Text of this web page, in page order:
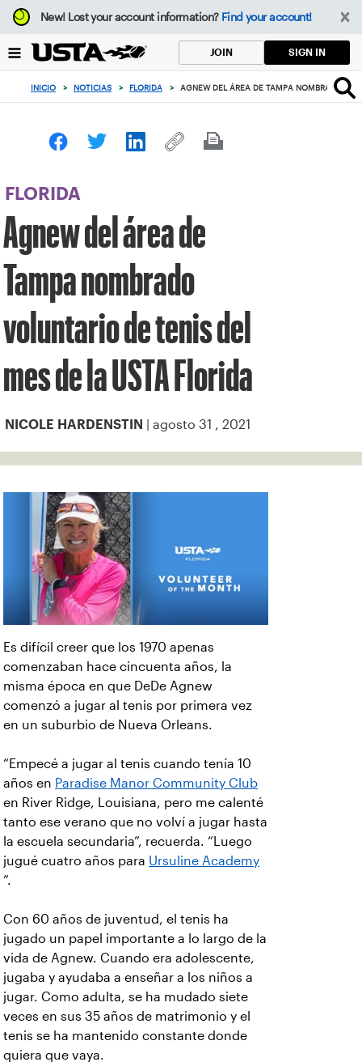
Enfoque
desde
botón
volver
principio
New!Lost your account information? Find your account!
JOIN SIGN IN
INICIO > NOTICIAS > FLORIDA > AGNEW DEL ÁREA DE TAMPA NOMBRADO
FLORIDA
Agnew del área de
Tampa nombrado
voluntario de tenis del
mes de la USTA Florida
NICOLE HARDENSTIN | agosto 31 , 2021
Es difícil creer que los 1970 apenas
comenzaban hace cincuenta años, la
misma época en que DeDe Agnew
comenzó a jugar al tenis por primera vez
en un suburbio de Nueva Orleans.
“Empecé a jugar al tenis cuando tenía 10
años en Paradise Manor Community Club
en River Ridge, Louisiana, pero me calenté
tanto ese verano que no volví a jugar hasta
la escuela secundaria”, recuerda. “Luego
jugué cuatro años para Ursuline Academy
”.
Con 60 años de juventud, el tenis ha
jugado un papel importante a lo largo de la
vida de Agnew. Cuando era adolescente,
jugaba y ayudaba a enseñar a los niños a
jugar. Como adulta, se ha mudado siete
veces en sus 35 años de matrimonio y el
tenis se ha mantenido constante donde
quiera que vaya.